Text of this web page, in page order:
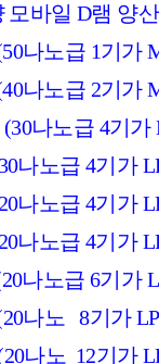
모바일 D램 양
나노급 1기가
나노급 2기가
(30나노급 4기가
나노급 4기가
나노급 4기가
나노급 4기가
나노급 6기가
나노 8기가
나노 12기가